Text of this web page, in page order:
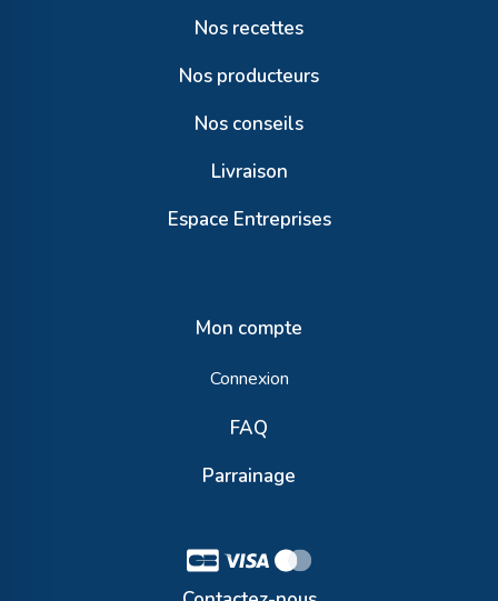
Nos recettes
Nos producteurs
Nos conseils
Livraison
Espace Entreprises
Mon compte
Connexion
FAQ
Parrainage